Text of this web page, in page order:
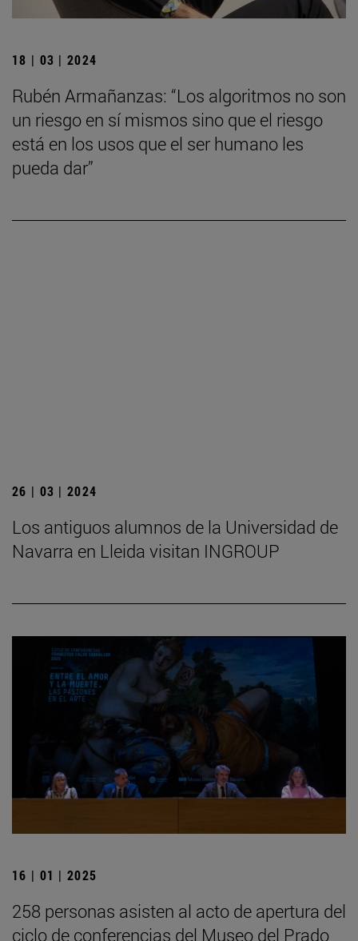
18 | 03 | 2024
Rubén Armañanzas: “Los algoritmos no son
un riesgo en sí mismos sino que el riesgo
está en los usos que el ser humano les
pueda dar”
26 | 03 | 2024
Los antiguos alumnos de la Universidad de
Navarra en Lleida visitan INGROUP
16 | 01 | 2025
258 personas asisten al acto de apertura del
ciclo de conferencias del Museo del Prado